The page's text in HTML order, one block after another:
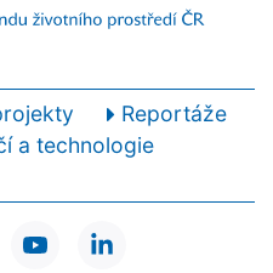
Reportáže
a technologie